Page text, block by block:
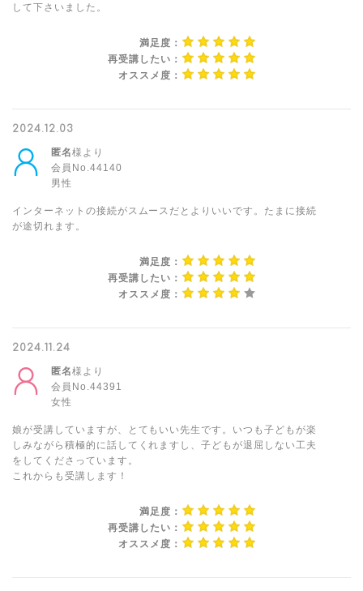
して下さいました。
満足度：
再受講したい：
オススメ度：
2024.12.03
匿名様より
会員No.44140
男性
インターネットの接続がスムースだとよりいいです。たまに接続
が途切れます。
満足度：
再受講したい：
オススメ度：
2024.11.24
匿名様より
会員No.44391
女性
娘が受講していますが、とてもいい先生です。いつも子どもが楽
しみながら積極的に話してくれますし、子どもが退屈しない工夫
をしてくださっています。
これからも受講します！
満足度：
再受講したい：
オススメ度：